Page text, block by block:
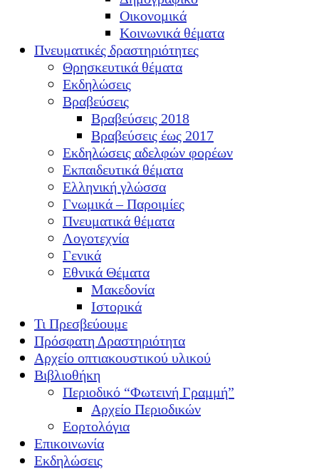
Οικονομικά
Κοινωνικά θέματα
Πνευματικές δραστηριότητες
Θρησκευτικά θέματα
Εκδηλώσεις
Βραβεύσεις
Βραβεύσεις 2018
Βραβεύσεις έως 2017
Εκδηλώσεις αδελφών φορέων
Εκπαιδευτικά θέματα
Ελληνική γλώσσα
Γνωμικά – Παροιμίες
Πνευματικά θέματα
Λογοτεχνία
Γενικά
Εθνικά Θέματα
Μακεδονία
Ιστορικά
Τι Πρεσβεύουμε
Πρόσφατη Δραστηριότητα
Αρχείο οπτιακουστικού υλικού
Βιβλιοθήκη
Περιοδικό “Φωτεινή Γραμμή”
Αρχείο Περιοδικών
Εορτολόγια
Επικοινωνία
Εκδηλώσεις